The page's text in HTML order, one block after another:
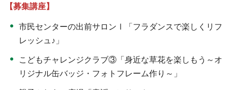
【募集講座】
市民センターの出前サロンⅠ「フラダンスで楽しくリフ
レッシュ♪」
こどもチャレンジクラブ③「身近な草花を楽しもう～オ
リジナル缶バッジ・フォトフレーム作り～」